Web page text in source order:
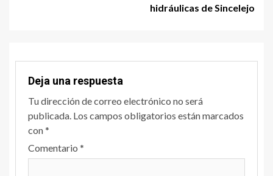
hidráulicas de Sincelejo
Deja una respuesta
Tu dirección de correo electrónico no será
publicada. Los campos obligatorios están marcados
con*
Comentario *